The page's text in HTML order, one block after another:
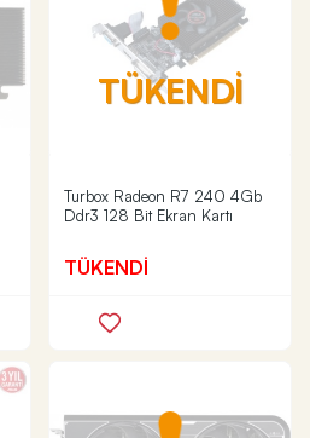
TÜKENDİ
Turbox Radeon R7 240 4Gb
Ddr3 128 Bit Ekran Kartı
TÜKENDİ